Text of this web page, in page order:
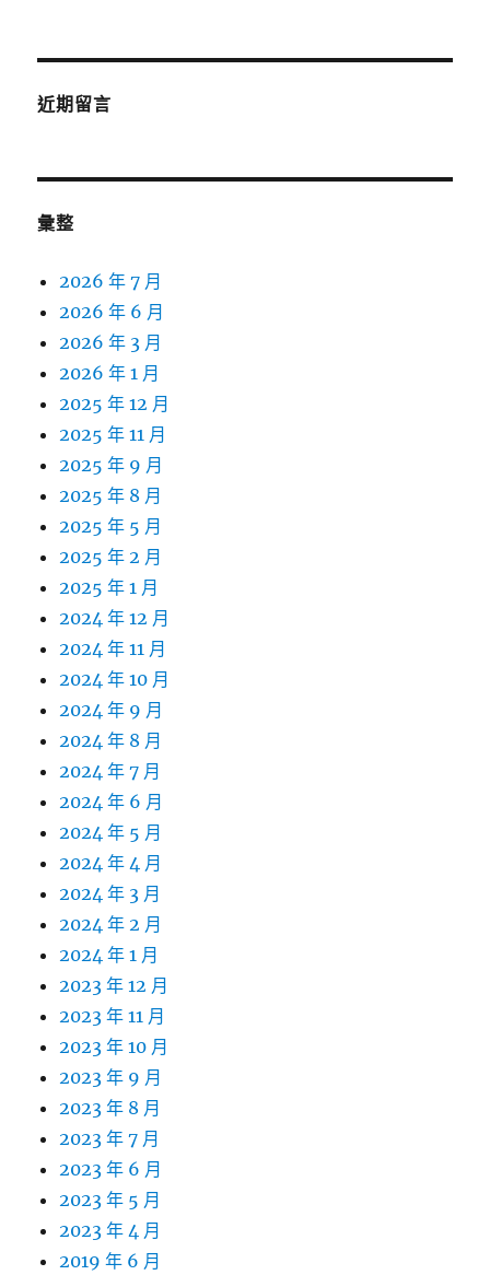
近期留言
彙整
2026 年 7 月
2026 年 6 月
2026 年 3 月
2026 年 1 月
2025 年 12 月
2025 年 11 月
2025 年 9 月
2025 年 8 月
2025 年 5 月
2025 年 2 月
2025 年 1 月
2024 年 12 月
2024 年 11 月
2024 年 10 月
2024 年 9 月
2024 年 8 月
2024 年 7 月
2024 年 6 月
2024 年 5 月
2024 年 4 月
2024 年 3 月
2024 年 2 月
2024 年 1 月
2023 年 12 月
2023 年 11 月
2023 年 10 月
2023 年 9 月
2023 年 8 月
2023 年 7 月
2023 年 6 月
2023 年 5 月
2023 年 4 月
2019 年 6 月